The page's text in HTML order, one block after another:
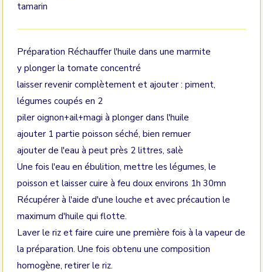
tamarin
Préparation Réchauffer l'huile dans une marmite
y plonger la tomate concentré
laisser revenir complètement et ajouter : piment,
légumes coupés en 2
piler oignon+ail+magi à plonger dans l'huile
ajouter 1 partie poisson séché, bien remuer
ajouter de l'eau à peut près 2 littres, salè
Une fois l'eau en ébulition, mettre les légumes, le
poisson et laisser cuire à feu doux environs 1h 30mn
Récupérer à l'aide d'une louche et avec précaution le
maximum d'huile qui flotte.
Laver le riz et faire cuire une première fois à la vapeur de
la préparation. Une fois obtenu une composition
homogène, retirer le riz.